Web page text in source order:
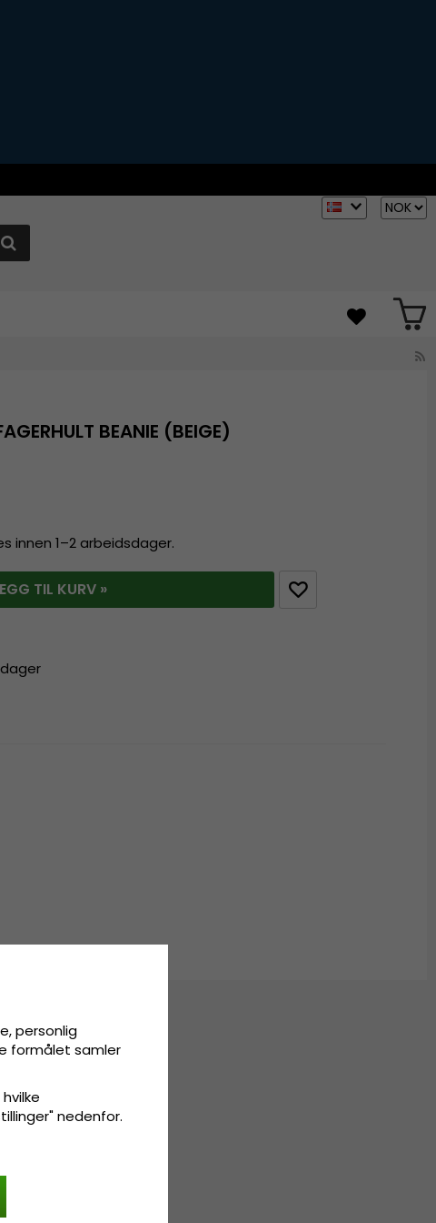
BEANIE (BEIGE)
innen 1–2 arbeidsdager.
TIL KURV »
personlig
formålet samler
nedenfor.